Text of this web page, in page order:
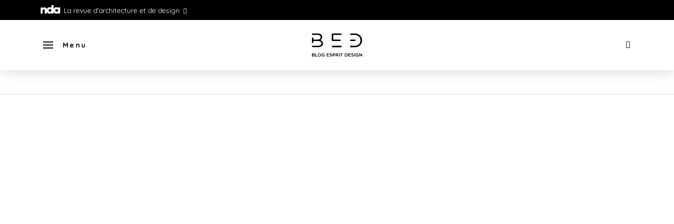
La revue d'architecture et de design
Menu